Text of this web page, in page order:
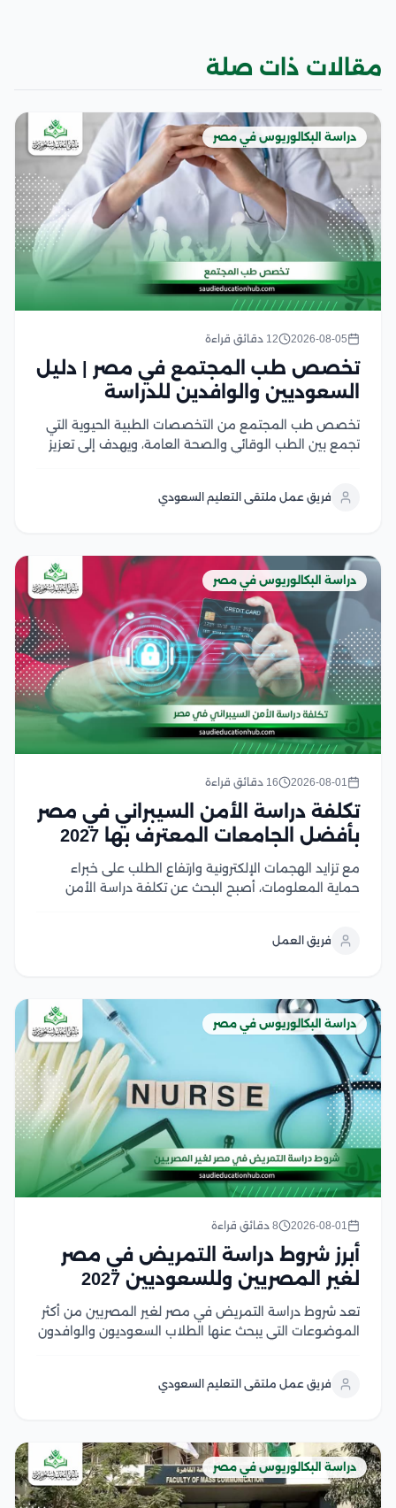
مقالات ذات صلة
دراسة البكالوريوس في مصر
2026-08-05 12 دقائق قراءة
تخصص طب المجتمع في مصر | دليل
السعوديين والوافدين للدراسة
تخصص طب المجتمع من التخصصات الطبية الحيوية التي
تجمع بين الطب الوقائي والصحة العامة، ويهدف إلى تعزيز
ويشهد هذا التخصص إقبالًا كبير من الطلاب...
فريق عمل ملتقى التعليم السعودي
دراسة البكالوريوس في مصر
2026-08-01 16 دقائق قراءة
تكلفة دراسة الأمن السيبراني في مصر
بأفضل الجامعات المعترف بها 2027
مع تزايد الهجمات الإلكترونية وارتفاع الطلب على خبراء
حماية المعلومات، أصبح البحث عن تكلفة دراسة الأمن
يجعل اتخاذ القرار أكثر صعوبة لحسن...
فريق العمل
دراسة البكالوريوس في مصر
2026-08-01 8 دقائق قراءة
أبرز شروط دراسة التمريض في مصر
لغير المصريين وللسعوديين 2027
تعد شروط دراسة التمريض في مصر لغير المصريين من أكثر
الموضوعات التي يبحث عنها الطلاب السعوديون والوافدون
باعتراف واسع في العديد من الدول...
فريق عمل ملتقى التعليم السعودي
دراسة البكالوريوس في مصر